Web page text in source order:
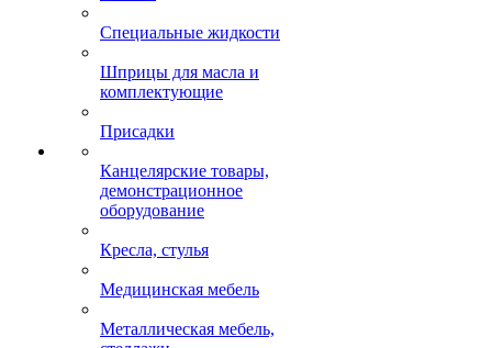
Специальные жидкости
Шприцы для масла и
комплектующие
Присадки
Канцелярские товары,
демонстрационное
оборудование
Кресла, стулья
Медицинская мебель
Металлическая мебель,